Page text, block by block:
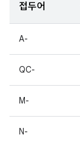
접두어
A-
QC-
M-
N-